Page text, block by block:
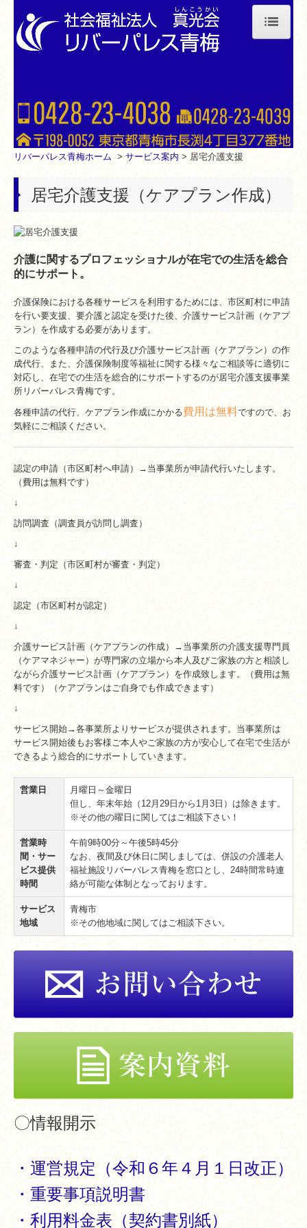
サービス案内
特別養護老人ホーム
短期入所生活介護
居宅介護支援
デイサービス（認知症対応型）
デイサービス（小規模型）
交通案内
お問い合わせ
お問い合わせフォーム
各サービス申込みフォーム
見学お申込みフォーム
最新ニュース
トピックス
活動内容
活動報告
法人のご案内
ボランティア
ボランティア参加フォーム
社会貢献事業
採用情報
採用担当者からの挨拶
先輩社員の一日の流れ
採用Q＆A
応募・お問い合わせフォーム
関連リンク
サイトマップ
地域交流室利用予定カレンダー
情報開示
リバーパレス青梅ホーム > サービス案内 > 居宅介護支援
居宅介護支援（ケアプラン作成）
介護に関するプロフェッショナルが在宅での生活を総合
的にサポート。
介護保険における各種サービスを利用するためには、市区町村に申請
を行い要支援、要介護と認定を受けた後、介護サービス計画（ケアプ
ラン）を作成する必要があります。
このような各種申請の代行及び介護サービス計画（ケアプラン）の作
成代行、また、介護保険制度等福祉に関する様々なご相談等に適切に
対応し、在宅での生活を総合的にサポートするのが居宅介護支援事業
所リバーパレス青梅です。
各種申請の代行、ケアプラン作成にかかる費用は無料ですので、お
気軽にご相談ください。
認定の申請（市区町村へ申請）→当事業所が申請代行いたします。
（費用は無料です）
↓
訪問調査（調査員が訪問し調査）
↓
審査・判定（市区町村が審査・判定）
↓
認定（市区町村が認定）
↓
介護サービス計画（ケアプランの作成）→当事業所の介護支援専門員
（ケアマネジャー）が専門家の立場から本人及びご家族の方と相談し
ながら介護サービス計画（ケアプラン）を作成致します。（費用は無
料です）（ケアプランはご自身でも作成できます）
↓
サービス開始→各事業所よりサービスが提供されます。当事業所は
サービス開始後もお客様ご本人やご家族の方が安心して在宅で生活が
できるよう総合的にサポートしていきます。
営業日
月曜日～金曜日
但し、年末年始（12月29日から1月3日）は除きます。
※その他の曜日に関してはご相談下さい！
営業時
間・サー
ビス提供
時間
午前9時00分～午後5時45分
なお、夜間及び休日に関しましては、併設の介護老人
福祉施設リバーパレス青梅を窓口とし、24時間常時連
絡が可能な体制となっております。
サービス
地域
青梅市
※その他地域に関してはご相談下さい。
〇情報開示
・運営規定（令和６年４月１日改正）
・重要事項説明書
・利用料金表（契約書別紙）